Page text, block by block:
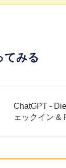
てみる
ChatGPT -
ェックイン &